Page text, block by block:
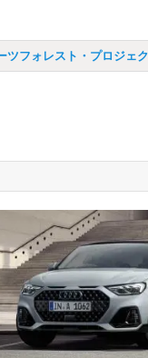
ツフォレスト・プロジェ